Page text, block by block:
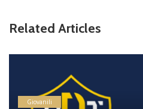
Related Articles
Giovanili